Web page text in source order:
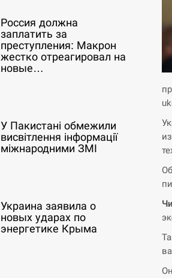
Россия должна
заплатить за
преступления: Макрон
жестко отреагировал на
новые…
У Пакистані обмежили
висвітлення інформації
міжнародними ЗМІ
Украина заявила о
новых ударах по
энергетике Крыма